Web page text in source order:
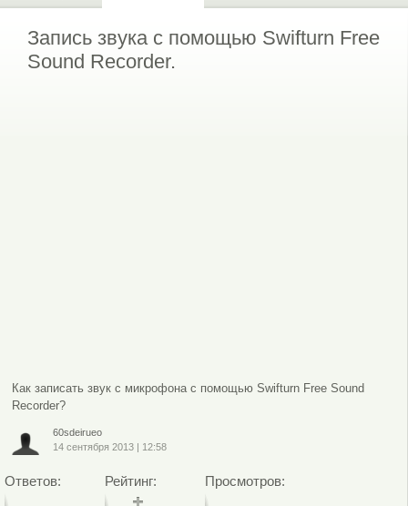
Запись звука с помощью Swifturn Free
Sound Recorder.
Как записать звук с микрофона с помощью Swifturn Free Sound
Recorder?
60sdeirueo
14 сентября 2013| 12:58
Ответов: Рейтинг: Просмотров: